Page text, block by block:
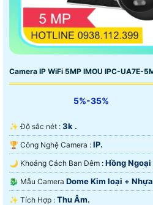
Camera IP WiFi 5MP IMOU IPC-UA7E-
5%-35%
✨ Độ sắc nét : 3k .
🏆 Công Nghệ Camera : IP.
🌙 Khoảng Cách Ban Đêm : Hồng Ngoại
🐉️ Mẫu Camera Dome Kim loại +
️✨ Tích Hợp : Thu Âm.